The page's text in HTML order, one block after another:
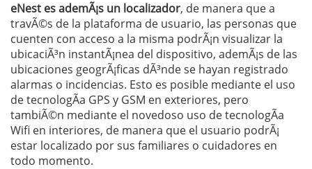
eNest es ademÃ¡s un localizador, de manera que a
travÃ©s de la plataforma de usuario, las personas que
cuenten con acceso a la misma podrÃ¡n visualizar la
ubicaciÃ³n instantÃ¡nea del dispositivo, ademÃ¡s de las
ubicaciones geogrÃ¡ficas dÃ³nde se hayan registrado
alarmas o incidencias. Esto es posible mediante el uso
de tecnologÃ­a GPS y GSM en exteriores, pero
tambiÃ©n mediante el novedoso uso de tecnologÃ­a
Wifi en interiores, de manera que el usuario podrÃ¡
estar localizado por sus familiares o cuidadores en
todo momento.